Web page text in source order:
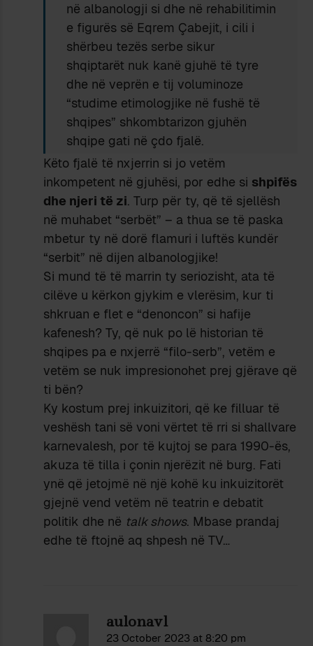
në albanologji si dhe në rehabilitimin
e figurës së Eqrem Çabejit, i cili i
shërbeu tezës serbe sikur
shqiptarët nuk kanë gjuhë të tyre
dhe në veprën e tij voluminoze
“studime etimologjike në fushë të
shqipes” shkombtarizon gjuhën
shqipe gati në çdo fjalë.
Këto fjalë të nxjerrin si jo vetëm
inkompetent në gjuhësi, por edhe si shpifës
dhe njeri të zi. Turp për ty, që të sjellësh
në muhabet “serbët” – a thua se të paska
mbetur ty në dorë flamuri i luftës kundër
“serbit” në dijen albanologjike!
Si mund të të marrin ty seriozisht, ata të
cilëve u kërkon gjykim e vlerësim, kur ti
shkruan e flet e “denoncon” si hafije
kafenesh? Ty, që nuk po lë historian të
shqipes pa e nxjerrë “filo-serb”, vetëm e
vetëm se nuk impresionohet prej gjërave që
ti bën?
Ky kostum prej inkuizitori, që ke filluar të
veshësh tani së voni vërtet të rri si shallvare
karnevalesh, por të kujtoj se para 1990-ës,
akuza të tilla i çonin njerëzit në burg. Fati
ynë që jetojmë në një kohë ku inkuizitorët
gjejnë vend vetëm në teatrin e debatit
politik dhe në talk shows. Mbase prandaj
edhe të ftojnë aq shpesh në TV…
aulonavl
23 October 2023 at 8:20 pm